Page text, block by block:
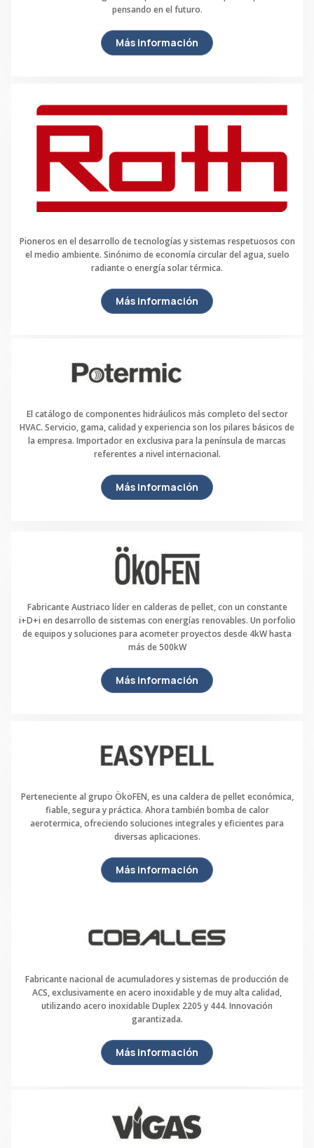
pensando en el futuro.
Más información
Pioneros en el desarrollo de tecnologías y sistemas respetuosos con
el medio ambiente. Sinónimo de economía circular del agua, suelo
radiante o energía solar térmica.
Más información
El catálogo de componentes hidráulicos más completo del sector
HVAC. Servicio, gama, calidad y experiencia son los pilares básicos de
la empresa. Importador en exclusiva para la península de marcas
referentes a nivel internacional.
Más información
Fabricante Austriaco líder en calderas de pellet, con un constante
i+D+i en desarrollo de sistemas con energías renovables. Un porfolio
de equipos y soluciones para acometer proyectos desde 4kW hasta
más de 500kW
Más información
Perteneciente al grupo ÖkoFEN, es una caldera de pellet económica,
fiable, segura y práctica. Ahora también bomba de calor
aerotermica, ofreciendo soluciones integrales y eficientes para
diversas aplicaciones.
Más información
Fabricante nacional de acumuladores y sistemas de producción de
ACS, exclusivamente en acero inoxidable y de muy alta calidad,
utilizando acero inoxidable Duplex 2205 y 444. Innovación
garantizada.
Más información